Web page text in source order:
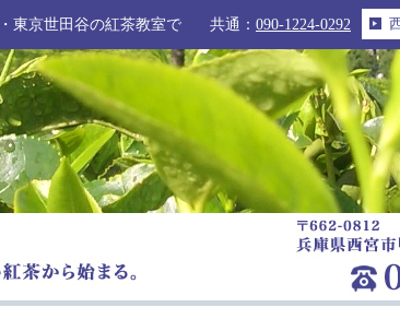
東京世田谷の紅茶教室で 共通： 090-1224-0292